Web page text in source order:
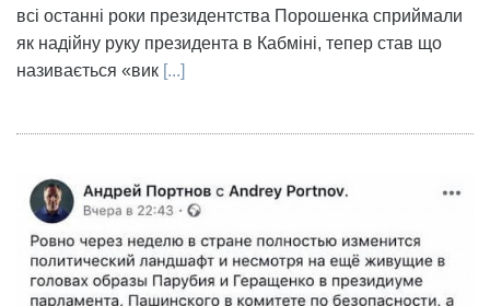
всі останні роки президентства Порошенка сприймали
як надійну руку президента в Кабміні, тепер став що
називається «вик [...]